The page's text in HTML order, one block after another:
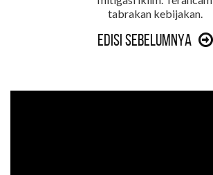
tabrakan kebijakan.
Edisi Sebelumnya